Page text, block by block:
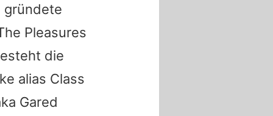
Pleasures
die
alias Class
Gared